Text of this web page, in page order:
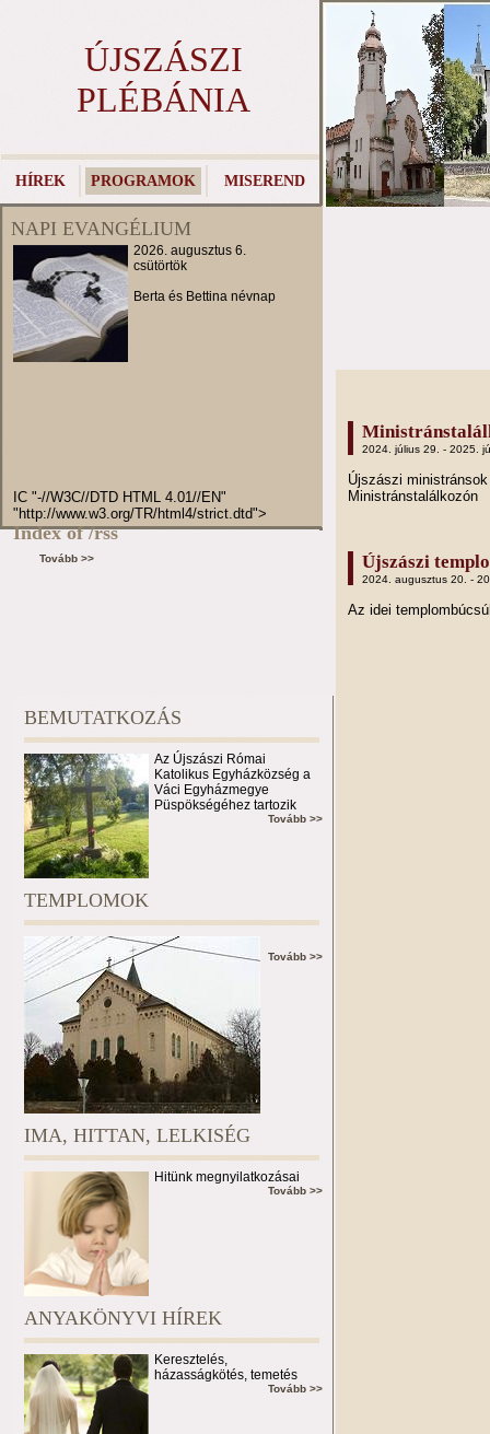
ÚJSZÁSZI
PLÉBÁNIA
HÍREK PROGRAMOK MISEREND
NAPI EVANGÉLIUM
2026. augusztus 6.
csütörtök
Berta és Bettina névnap
IC "-//W3C//DTD HTML 4.01//EN"
"http://www.w3.org/TR/html4/strict.dtd">
Index of /rss
Tovább >>
2024. július 29. - 2025.
Újszászi
Ministránstalálkozón
Újszászi
2024. augusztus 20. -
Az idei
BEMUTATKOZÁS
Az Újszászi Római
Katolikus Egyházközség a
Váci Egyházmegye
Püspökségéhez tartozik
Tovább >>
TEMPLOMOK
Tovább >>
IMA, HITTAN, LELKISÉG
Hitünk megnyilatkozásai
Tovább >>
ANYAKÖNYVI HÍREK
Keresztelés,
házasságkötés, temetés
Tovább >>